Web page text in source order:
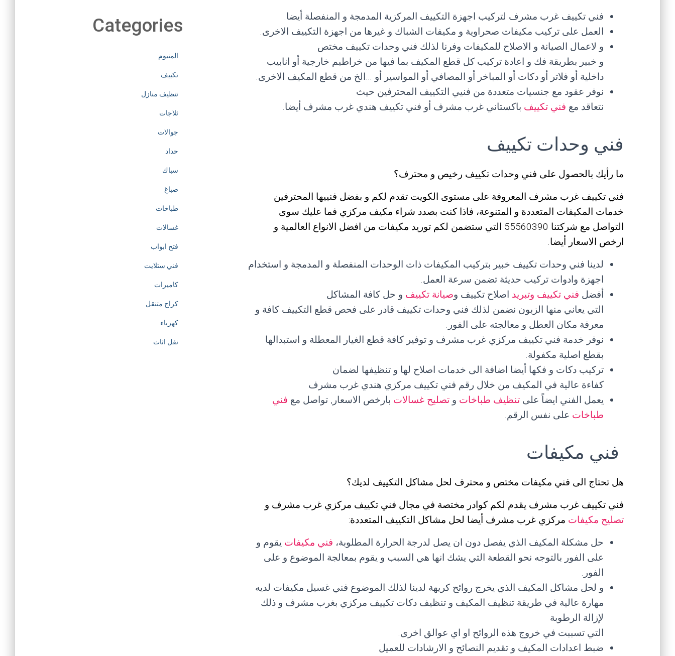
فني تكييف غرب مشرف لتركيب اجهزة التكييف المركزية المدمجة و المنفصلة أيضا.
العمل على تركيب مكيفات صحراوية و مكيفات الشباك و غيرها من اجهزة التكييف الاخرى.
و لاعمال الصيانة و الاصلاح للمكيفات وفرنا لذلك فني وحدات تكييف مختص
و خبير بطريقة فك و اعادة تركيب كل قطع المكيف بما فيها من خراطيم خارجية أو انابيب
داخلية أو فلاتر أو دكات أو المباخر أو المصافي أو المواسير أو …الخ من قطع المكيف الاخرى.
نوفر عقود مع جنسيات متعددة من فنيي التكييف المحترفين حيث
نتعاقد مع فني تكييف باكستاني غرب مشرف أو فني تكييف هندي غرب مشرف أيضا.
فني وحدات تكييف
ما رأيك بالحصول على فني وحدات تكييف رخيص و محترف؟
فني تكييف غرب مشرف المعروفة على مستوى الكويت تقدم لكم و بفضل فنييها المحترفين
خدمات المكيفات المتعددة و المتنوعة، فاذا كنت بصدد شراء مكيف مركزي فما عليك سوى
التواصل مع شركتنا 55560390 التي ستضمن لكم توريد مكيفات من افضل الانواع العالمية و
ارخص الاسعار أيضا.
لدينا فني وحدات تكييف خبير بتركيب المكيفات ذات الوحدات المنفصلة و المدمجة و استخدام
اجهزة وادوات تركيب حديثة تضمن سرعة العمل.
أفضل فني تكييف وتبريد اصلاح تكييف وصيانة تكييف و حل كافة المشاكل
التي يعاني منها الزبون نضمن لذلك فني وحدات تكييف قادر على فحص قطع التكييف كافة و
معرفة مكان العطل و معالجته على الفور.
نوفر خدمة فني تكييف مركزي غرب مشرف و توفير كافة قطع الغيار المعطلة و استبدالها
بقطع اصلية مكفولة.
تركيب دكات و فكها أيضا اضافة الى خدمات اصلاح لها و تنظيفها لضمان
كفاءة عالية في المكيف من خلال رقم فني تكييف مركزي هندي غرب مشرف
يعمل الفني ايضاً على تنظيف طباخات و تصليح غسالات بارخص الاسعار, تواصل مع فني
طباخات على نفس الرقم.
فني مكيفات
هل تحتاج الى فني مكيفات مختص و محترف لحل مشاكل التكييف لديك؟
فني تكييف غرب مشرف يقدم لكم كوادر مختصة في مجال فني تكييف مركزي غرب مشرف و
تصليح مكيفات مركزي غرب مشرف أيضا لحل مشاكل التكييف المتعددة:
حل مشكلة المكيف الذي يفصل دون ان يصل لدرجة الحرارة المطلوبة، فني مكيفات يقوم و
على الفور بالتوجه نحو القطعة التي يشك انها هي السبب و يقوم بمعالجة الموضوع و على
الفور.
و لحل مشاكل المكيف الذي يخرج روائح كريهة لدينا لذلك الموضوع فني غسيل مكيفات لديه
مهارة عالية في طريقة تنظيف المكيف و تنظيف دكات تكييف مركزي بغرب مشرف و ذلك
لإزالة الرطوبة
التي تسببت في خروج هذه الروائح او اي عوالق اخرى.
ضبط اعدادات المكيف و تقديم النصائح و الارشادات للعميل
Categories
المنيوم
تكييف
تنظيف منازل
ثلاجات
جوالات
حداد
سباك
صباغ
طباخات
غسالات
فتح ابواب
فني ستلايت
كاميرات
كراج متنقل
كهرباء
نقل اثاث